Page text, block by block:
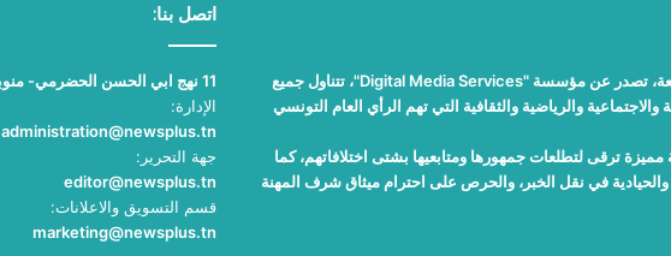
"نيوز بلوس"، جريدة الكترونية مستقلة جامعة، تصدر عن مؤسسة "Digital Media Services"، تتناول جميع
والرياضية والثقافية التي تهم الرأي العام التونسي
ترقى لتطلعات جمهورها ومتابعيها بشتى اختلافاتهم، كما
في نقل الخبر، والحرص على احترام ميثاق شرف المهنة
اتصل بنا:
11 نهج ابي الحسن الحضرمي- منوبة - تونس
الإدارة:
administration@newsplus.tn
جهة التحرير:
editor@newsplus.tn
قسم التسويق والاعلانات:
marketing@newsplus.tn